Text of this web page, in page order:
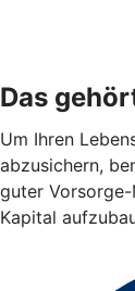
Das
Um Ihren
abzusichern,
guter
Kapital